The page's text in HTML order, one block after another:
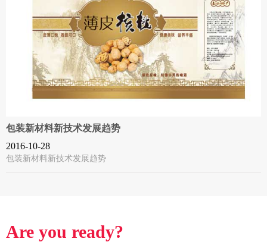
包装新材料新技术发展趋势
2016-10-28
包装新材料新技术发展趋势
Are you ready?